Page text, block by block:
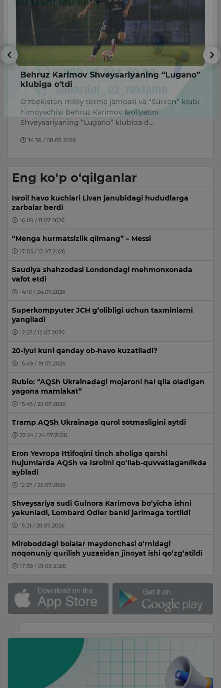
Behruz Karimov Shveysariyaning “Lugano”
klubiga o‘tdi
O‘zbekiston milliy terma jamoasi va “Surxon” klubi
himoyachisi Behruz Karimov faoliyatini
Shveysariyaning “Lugano” klubida d…
14:36 / 08.08.2026
Eng ko‘p o‘qilganlar
Isroil havo kuchlari Livan janubidagi hududlarga
zarbalar berdi
16:09 / 11.07.2026
“Menga hurmatsizlik qilmang” – Messi
17:03 / 12.07.2026
Saudiya shahzodasi Londondagi mehmonxonada
vafot etdi
14:10 / 24.07.2026
Superkompyuter JCH g‘olibligi uchun taxminlarni
yangiladi
12:57 / 12.07.2026
20-iyul kuni qanday ob-havo kuzatiladi?
15:49 / 19.07.2026
Rubio: “AQSh Ukrainadagi mojaroni hal qila oladigan
yagona mamlakat”
15:45 / 22.07.2026
Tramp AQSh Ukrainaga qurol sotmasligini aytdi
22:24 / 24.07.2026
Eron Yevropa Ittifoqini tinch aholiga qarshi
hujumlarda AQSh va Isroilni qo‘llab-quvvatlaganlikda
aybladi
12:27 / 25.07.2026
Shveysariya sudi Gulnora Karimova bo‘yicha ishni
yakunladi, Lombard Odier banki jarimaga tortildi
15:21 / 28.07.2026
Miroboddagi bolalar maydonchasi o‘rnidagi
noqonuniy qurilish yuzasidan jinoyat ishi qo‘zg‘atildi
17:59 / 01.08.2026